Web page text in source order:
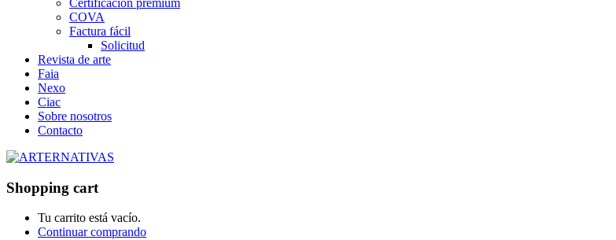
Certificación premium
COVA
Factura fácil
Solicitud
Revista de arte
Faia
Nexo
Ciac
Sobre nosotros
Contacto
Shopping cart
Tu carrito está vacío.
Continuar comprando